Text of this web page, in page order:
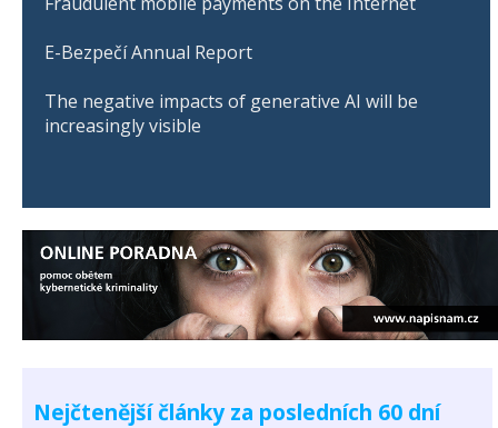
E-Bezpečí Annual Report
The negative impacts of generative AI will be
increasingly visible
Nejčtenější články za posledních 60 dní